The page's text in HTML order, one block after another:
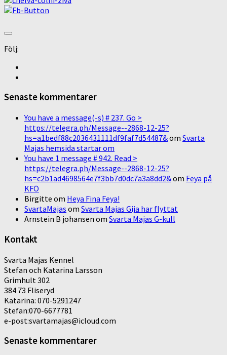
Följ:
Senaste kommentarer
You have a message(-s) # 237. Go >
https://telegra.ph/Message--2868-12-25?
hs=a1bedf88c2036431111df9faf7d54487&om Svarta
Majas hemsida startar om
You have 1 message # 942. Read >
https://telegra.ph/Message--2868-12-25?
hs=c2b1ad4698564e7f3bb7d0dc7a3a8dd2&om Feya på
KFÖ
Birgitte om Heya Fina Feya!
SvartaMajas om Svarta Majas Gija har flyttat
Arnstein B johansen om Svarta Majas G-kull
Kontakt
Svarta Majas Kennel
Stefan och Katarina Larsson
Grimhult 302
384 73 Fliseryd
Katarina: 070-5291247
Stefan:070-6677781
e-post:svartamajas@icloud.com
Senaste kommentarer